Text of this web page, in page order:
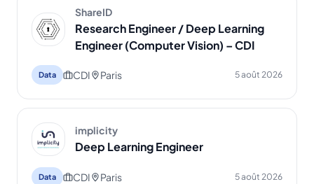
ShareID
Research Engineer / Deep Learning
Engineer (Computer Vision) – CDI
Data CDI Paris 5 août 2026
implicity
Deep Learning Engineer
Data CDI Paris 5 août 2026